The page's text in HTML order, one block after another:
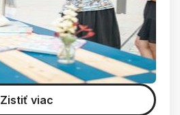
Zistiť viac